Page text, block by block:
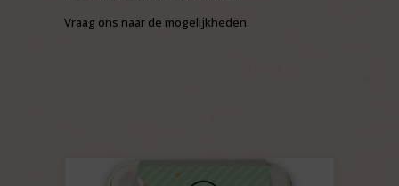
Vraag ons naar de mogelijkheden.